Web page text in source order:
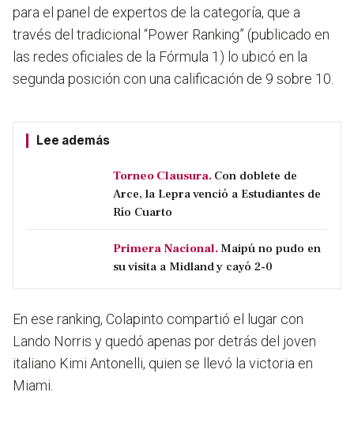
para el panel de expertos de la categoría, que a
través del tradicional “Power Ranking” (publicado en
las redes oficiales de la Fórmula 1) lo ubicó en la
segunda posición con una calificación de 9 sobre 10.
Lee además
Torneo Clausura. Con doblete de
Arce, la Lepra venció a Estudiantes de
Río Cuarto
Primera Nacional. Maipú no pudo en
su visita a Midland y cayó 2-0
En ese ranking, Colapinto compartió el lugar con
Lando Norris y quedó apenas por detrás del joven
italiano Kimi Antonelli, quien se llevó la victoria en
Miami.